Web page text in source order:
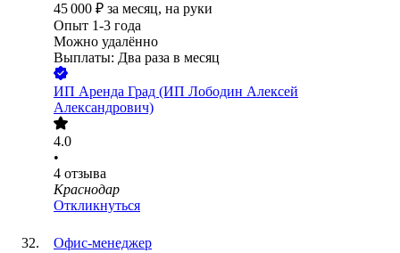
45 000 ₽ за месяц, на руки
Опыт 1-3 года
Можно удалённо
Выплаты: Два раза в месяц
ИП Аренда Град (ИП Лободин Алексей
Александрович)
4.0
•
4 отзыва
Краснодар
Откликнуться
Офис-менеджер